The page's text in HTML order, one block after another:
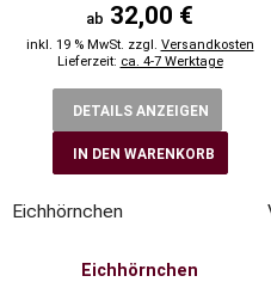
ab 32,00 €
inkl. 19 % MwSt. zzgl. Versandkosten
Lieferzeit: ca. 4-7 Werktage
DETAILS ANZEIGEN
IN DEN WARENKORB
Eichhörnchen
Eichhörnchen